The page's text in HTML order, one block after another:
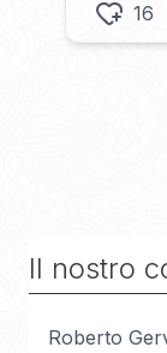
16
Il nostro
Roberto